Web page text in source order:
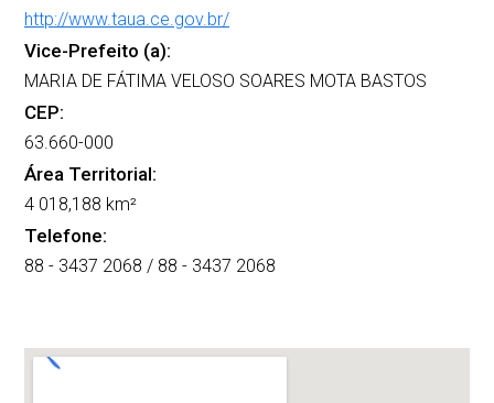
http://www.taua.ce.gov.br/
Vice-Prefeito (a):
MARIA DE FÁTIMA VELOSO SOARES MOTA BASTOS
CEP:
63.660-000
Área Territorial:
4 018,188 km²
Telefone:
88 - 3437 2068 / 88 - 3437 2068